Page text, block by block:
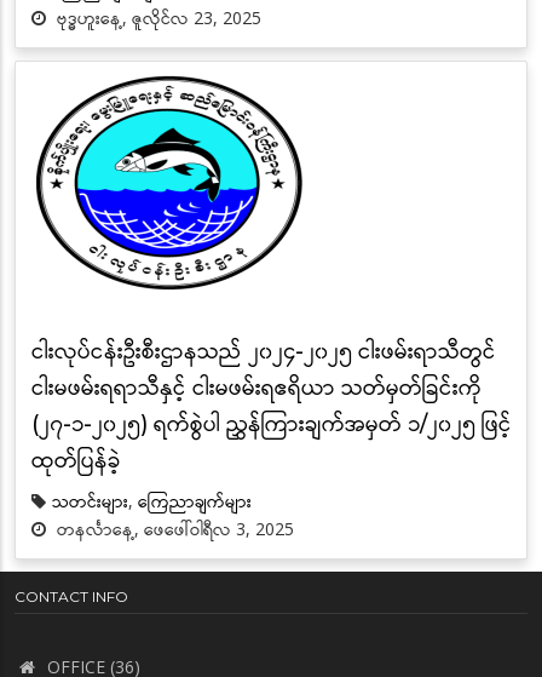
ဗုဒ္ဓဟူးနေ့, ဇူလိုင်လ 23, 2025
ငါးလုပ်ငန်းဦးစီးဌာနသည် ၂၀၂၄-၂၀၂၅ ငါးဖမ်းရာသီတွင်
ငါးမဖမ်းရရာသီနှင့် ငါးမဖမ်းရဧရိယာ သတ်မှတ်ခြင်းကို
(၂၇-၁-၂၀၂၅) ရက်စွဲပါ ညွှန်ကြားချက်အမှတ် ၁/၂၀၂၅ ဖြင့်
ထုတ်ပြန်ခဲ့
သတင်းများ, ကြေညာချက်များ
တနင်္လာနေ့, ဖေဖေါ်ဝါရီလ 3, 2025
CONTACT INFO
OFFICE (36)